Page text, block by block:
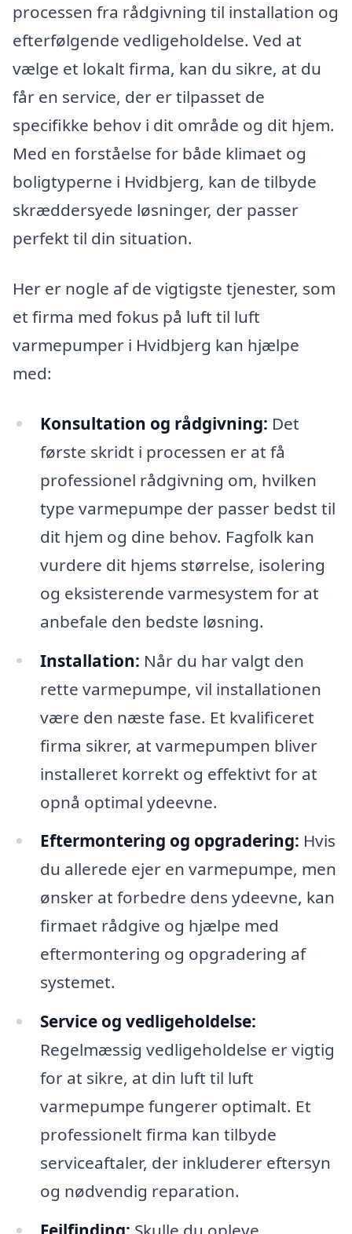
processen fra rådgivning til installation og
efterfølgende vedligeholdelse. Ved at
vælge et lokalt firma, kan du sikre, at du
får en service, der er tilpasset de
specifikke behov i dit område og dit hjem.
Med en forståelse for både klimaet og
boligtyperne i Hvidbjerg, kan de tilbyde
skræddersyede løsninger, der passer
perfekt til din situation.
Her er nogle af de vigtigste tjenester, som
et firma med fokus på luft til luft
varmepumper i Hvidbjerg kan hjælpe
med:
Konsultation og rådgivning: Det
første skridt i processen er at få
professionel rådgivning om, hvilken
type varmepumpe der passer bedst til
dit hjem og dine behov. Fagfolk kan
vurdere dit hjems størrelse, isolering
og eksisterende varmesystem for at
anbefale den bedste løsning.
Installation: Når du har valgt den
rette varmepumpe, vil installationen
være den næste fase. Et kvalificeret
firma sikrer, at varmepumpen bliver
installeret korrekt og effektivt for at
opnå optimal ydeevne.
Eftermontering og opgradering: Hvis
du allerede ejer en varmepumpe, men
ønsker at forbedre dens ydeevne, kan
firmaet rådgive og hjælpe med
eftermontering og opgradering af
systemet.
Service og vedligeholdelse:
Regelmæssig vedligeholdelse er vigtig
for at sikre, at din luft til luft
varmepumpe fungerer optimalt. Et
professionelt firma kan tilbyde
serviceaftaler, der inkluderer eftersyn
og nødvendig reparation.